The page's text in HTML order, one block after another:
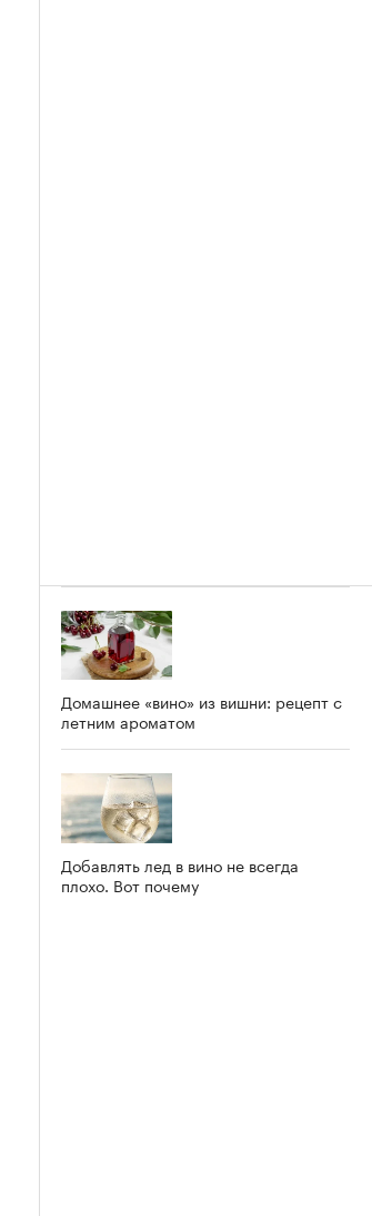
Домашнее «вино» из вишни: рецепт с
летним ароматом
Добавлять лед в вино не всегда
плохо. Вот почему